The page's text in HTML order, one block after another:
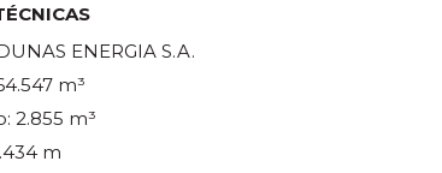
ENERGIA S.A.
m³
2.855 m³
m